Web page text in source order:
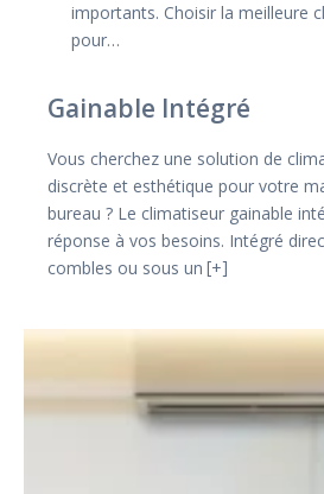
importants. Choisir la meilleure
pour…
Gainable Intégré
Vous cherchez une solution de
discrète et esthétique pour votre
bureau ? Le climatiseur gainable
réponse à vos besoins. Intégré
combles ou sous un +